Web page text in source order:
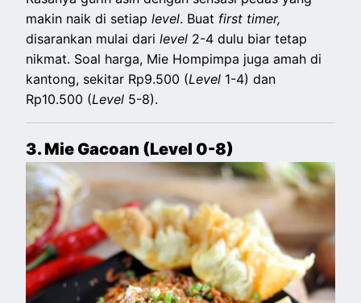
makin naik di setiaplevel. Buat first timer,
disarankan mulai darilevel 2-4 dulu biar tetap
nikmat. Soal harga, Mie Hompimpa juga amah di
kantong, sekitar Rp9.500 (Level 1-4) dan
Rp10.500 (Level 5-8).
3. Mie Gacoan (Level 0-8)